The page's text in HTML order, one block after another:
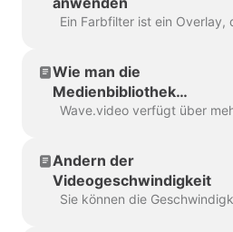
Wie man die
Medienbibliothek
verwendet
Ändern der
Videogeschwindigkeit